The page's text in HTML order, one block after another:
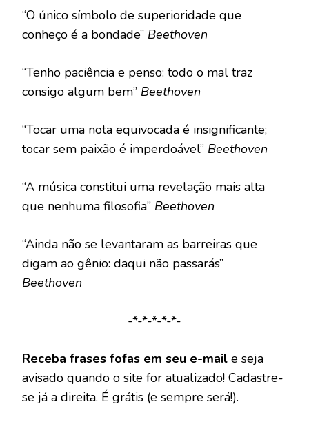
“O único símbolo de superioridade que
conheço é a bondade” Beethoven
“Tenho paciência e penso: todo o mal traz
consigo algum bem” Beethoven
“Tocar uma nota equivocada é insignificante;
tocar sem paixão é imperdoável” Beethoven
“A música constitui uma revelação mais alta
que nenhuma filosofia” Beethoven
“Ainda não se levantaram as barreiras que
digam ao gênio: daqui não passarás”
Beethoven
-*-*-*-*-*-
Receba frases fofas em seu e-mail e seja
avisado quando o site for atualizado! Cadastre-
se já a direita. É grátis (e sempre será!).